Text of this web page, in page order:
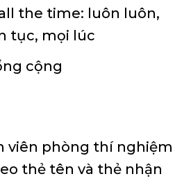
the time: luôn luôn,
tục, mọi lúc
cộng
viên phòng thí nghiệm
thẻ tên và thẻ nhận